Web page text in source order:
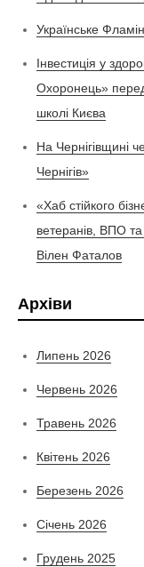
Українське
Інвестиція у
Охоронець»
школі Києва
На Чернігівщині
Чернігів»
«Хаб стійкого
ветеранів, ВПО
Вілен Фаталов
Архіви
Липень 2026
Червень 2026
Травень 2026
Квітень 2026
Березень 2026
Січень 2026
Грудень 2025